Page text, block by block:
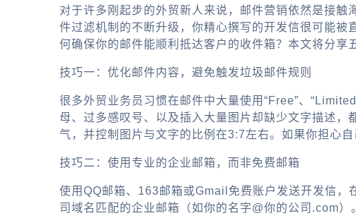
对于许多刚起步的外贸新人来说，邮件营销依然是接
件过滤机制的不断升级，你精心撰写的开发信很可能被
何确保你的邮件能顺利抵达客户的收件箱？本文将分享
技巧一：优化邮件内容，避免触发垃圾邮件规则
很多外贸业务员习惯在邮件中大量使用“Free”、
母、过多感叹号、以及插入大量图片却缺少文字描述，
气，并控制图片与文字的比例在3:7左右。如果你担心
技巧二：使用专业的企业邮箱，而非免费邮箱
使用QQ邮箱、163邮箱或Gmail免费账户发送开发信，
司域名匹配的企业邮箱（如你的名字@你的公司.com